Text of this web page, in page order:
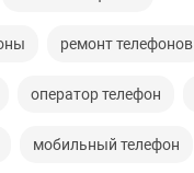
ремонт телефонов
оператор телефон
мобильный телефон